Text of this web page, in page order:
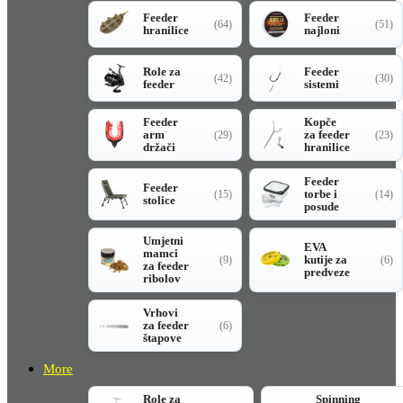
Feeder
hranilice
(64)
Feeder
najloni
(51)
Role za
feeder
(42)
Feeder
sistemi
(30)
Feeder
arm
držači
(29)
Kopče
za feeder
hranilice
(23)
Feeder
stolice
(15)
Feeder
torbe i
posude
(14)
Umjetni
mamci
za feeder
ribolov
(9)
EVA
kutije za
predveze
(6)
Vrhovi
za feeder
štapove
(6)
More
Role za
Spinning